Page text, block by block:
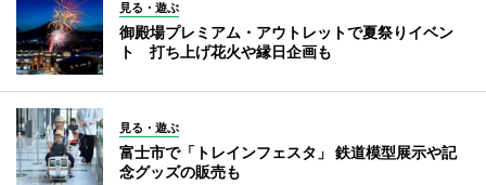
見る・遊ぶ
御殿場プレミアム・アウトレットで夏祭りイベン
ト 打ち上げ花火や縁日企画も
見る・遊ぶ
富士市で「トレインフェスタ」 鉄道模型展示や記
念グッズの販売も